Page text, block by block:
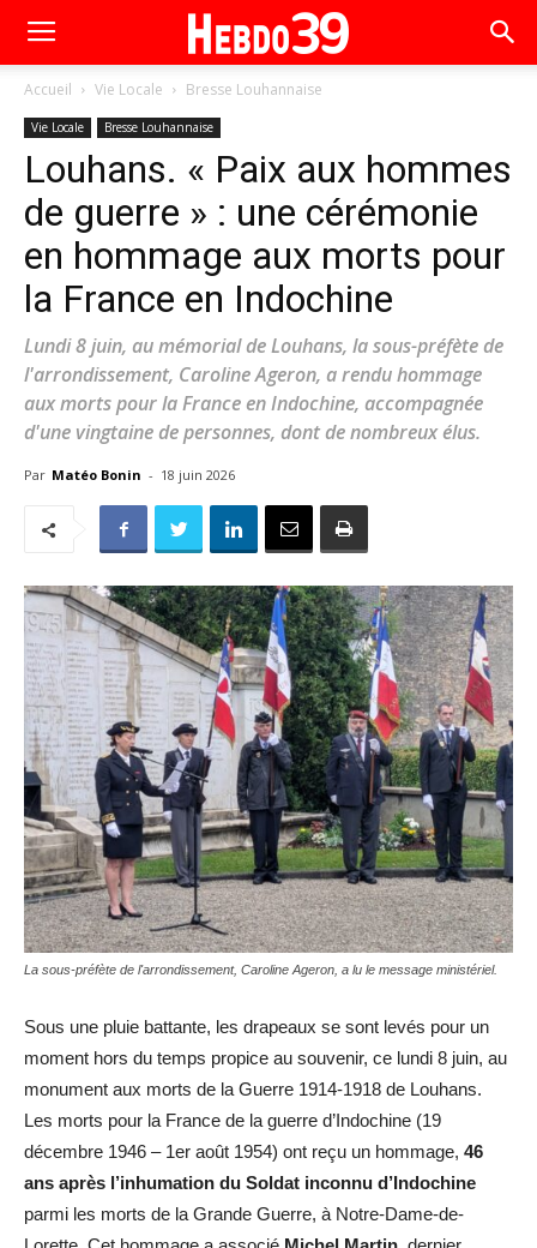
Accueil Vie Locale Bresse Louhannaise
Vie Locale Bresse Louhannaise
Louhans. « Paix aux hommes
de guerre » : une cérémonie
en hommage aux morts pour
la France en Indochine
Lundi 8 juin, au mémorial de Louhans, la sous-préfète de
l'arrondissement, Caroline Ageron, a rendu hommage
aux morts pour la France en Indochine, accompagnée
d'une vingtaine de personnes, dont de nombreux élus.
Par Matéo Bonin - 18 juin 2026
La sous-préfète de l'arrondissement, Caroline Ageron, a lu le message ministériel.
Sous une pluie battante, les drapeaux se sont levés pour un
moment hors du temps propice au souvenir, ce lundi 8 juin, au
monument aux morts de la Guerre 1914-1918 de Louhans.
Les morts pour la France de la guerre d’Indochine (19
décembre 1946 – 1er août 1954) ont reçu un hommage, 46
ans après l’inhumation du Soldat inconnu d’Indochine
parmi les morts de la Grande Guerre, à Notre-Dame-de-